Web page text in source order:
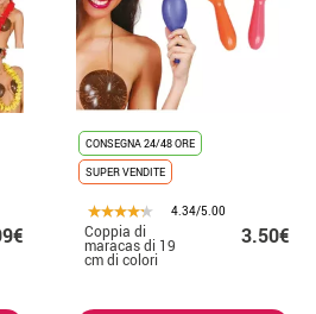
CONSEGNA 24/48 ORE
SUPER VENDITE
4.34/5.00
Coppia di
maracas di 19
cm di colori
3.50€